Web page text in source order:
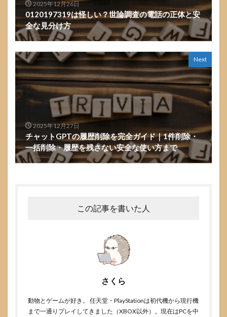
2025年12月26日
0120197319は怪しい？世論調査の電話の正体と安
全な見分け方
Next
2025年12月27日
チャットGPTの履歴削除を完全ガイド｜1件削除・
一括削除・履歴を残さない安全な使い方まで
この記事を書いた人
さくら
動物とゲームが好き。 任天堂・PlayStationは初代機から現行機
まで一通りプレイしてきました（XBOX以外）。現在はPCを中